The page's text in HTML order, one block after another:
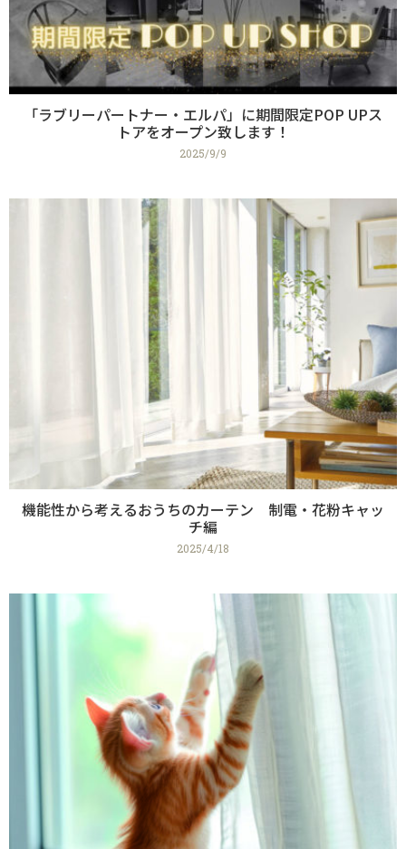
「ラブリーパートナー・エルパ」に期間限定POP UPス
トアをオープン致します！
2025/9/9
機能性から考えるおうちのカーテン 制電・花粉キャッ
チ編
2025/4/18